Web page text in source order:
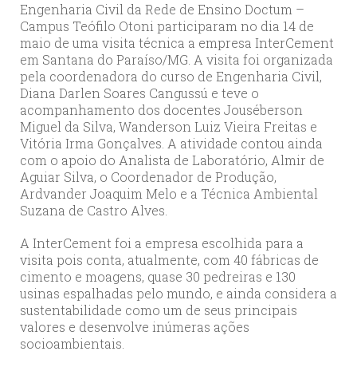
Engenharia Civil da Rede de Ensino Doctum –
Campus Teófilo Otoni participaram no dia 14 de
maio de uma visita técnica a empresa InterCement
em Santana do Paraíso/MG. A visita foi organizada
pela coordenadora do curso de Engenharia Civil,
Diana Darlen Soares Cangussú e teve o
acompanhamento dos docentes Jouséberson
Miguel da Silva, Wanderson Luiz Vieira Freitas e
Vitória Irma Gonçalves. A atividade contou ainda
com o apoio do Analista de Laboratório, Almir de
Aguiar Silva, o Coordenador de Produção,
Ardvander Joaquim Melo e a Técnica Ambiental
Suzana de Castro Alves.
A InterCement foi a empresa escolhida para a
visita pois conta, atualmente, com 40 fábricas de
cimento e moagens, quase 30 pedreiras e 130
usinas espalhadas pelo mundo, e ainda considera a
sustentabilidade como um de seus principais
valores e desenvolve inúmeras ações
socioambientais.